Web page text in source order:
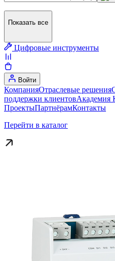
Показать все
Цифровые инструменты
Войти
КомпанияОтраслевые решения
поддержки клиентовАкадемия
ПроектыПартнёрамКонтакты
Перейти в каталог